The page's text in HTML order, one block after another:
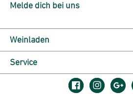
Melde dich bei uns
Weinladen
Service